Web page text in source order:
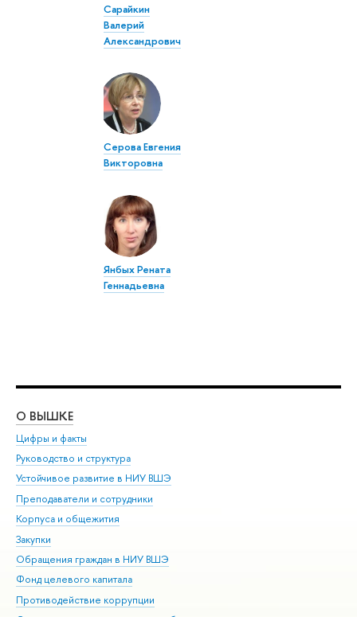
Сарайкин
Валерий
Александрович
Серова Евгения
Викторовна
Янбых Рената
Геннадьевна
О ВЫШКЕ
Цифры и факты
Руководство и структура
Устойчивое развитие в НИУ ВШЭ
Преподаватели и сотрудники
Корпуса и общежития
Закупки
Обращения граждан в НИУ ВШЭ
Фонд целевого капитала
Противодействие коррупции